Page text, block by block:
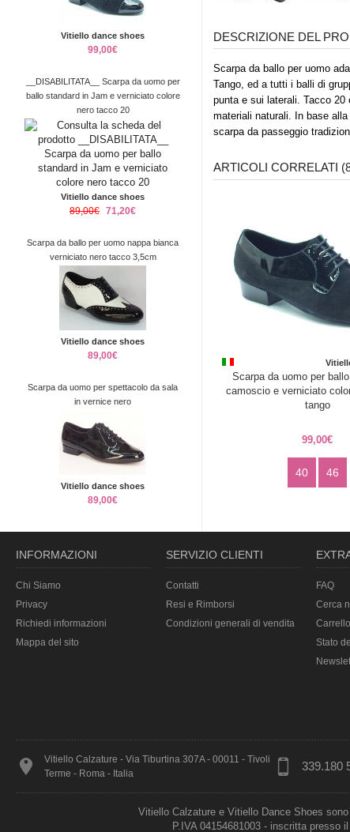
Vitiello dance shoes
99,00€
__DISABILITATA__ Scarpa da uomo per
ballo standard in Jam e verniciato colore
nero tacco 20
Vitiello dance shoes
89,00€ 71,20€
Scarpa da ballo per uomo nappa bianca
verniciato nero tacco 3,5cm
Vitiello dance shoes
89,00€
Scarpa da uomo per spettacolo da sala
in vernice nero
Vitiello dance shoes
89,00€
DESCRIZIONE DEL
Scarpa da ballo per uomo
Tango, ed a tutti i balli di
punta e sui laterali. Tacco 20
materiali naturali. In base
scarpa da passeggio
ARTICOLI CORRELATI
Scarpa da uomo per
camoscio e verniciato
tango
99,00€
40 46
INFORMAZIONI
Chi Siamo
Privacy
Richiedi informazioni
Mappa del sito
SERVIZIO CLIENTI
Contatti
Resi e Rimborsi
Condizioni generali di vendita
FAQ
Cerca
Carrello
Stato
Vitiello Calzature - Via Tiburtina 307A - 00011 - Tivoli
Terme - Roma - Italia
339.180
Vitiello Calzature e Vitiello Dance Shoes
P.IVA 04154681003 - inscritta